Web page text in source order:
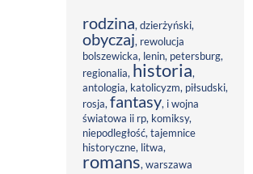
rodzina,dzierżyński,
obyczaj, rewolucja
bolszewicka, lenin, petersburg,
regionalia, historia,
antologia, katolicyzm, piłsudski,
rosja,fantasy, i wojna
światowa ii rp, komiksy,
niepodległość,tajemnice
historyczne, litwa,
romans,warszawa